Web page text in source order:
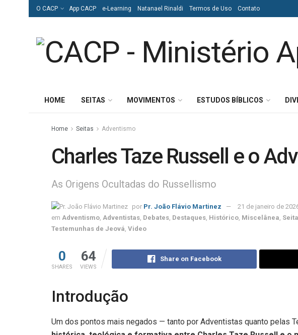
O CACP App CACP e-Learning Natanael Rinaldi Termos de Uso Contato
HOME SEITAS MOVIMENTOS ESTUDOS BÍBLICOS
Home Seitas Adventismo
Charles Taze Russell e o
As Origens Ocultadas do Russellismo
por Pr. João Flávio Martinez
21 de janeiro de
em Adventismo, Adventistas, Debates, Destaques, Histórico, Miscelânea,
Testemunhas de Jeová, Video
0
SHARES
64
VIEWS
Share on Facebook
Introdução
Um dos pontos mais negados — tanto por Adventistas quanto pelas